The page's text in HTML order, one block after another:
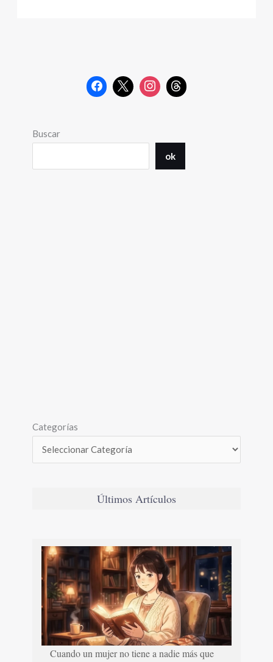
Buscar
ok
Categorías
Últimos Artículos
Cuando un mujer no tiene a nadie más que